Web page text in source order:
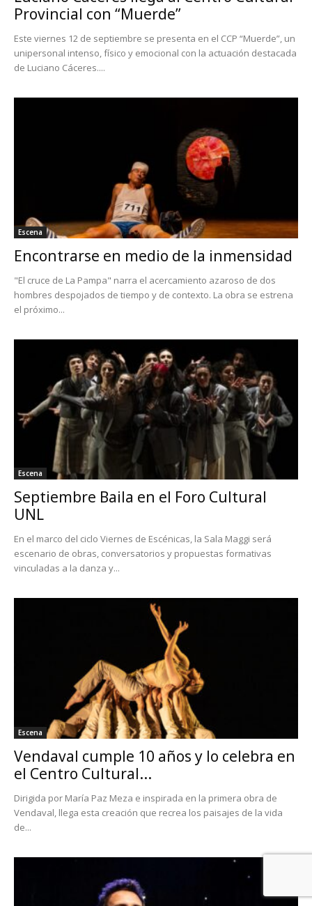
Provincial con “Muerde”
Este viernes 12 de septiembre se presenta en el CCP “Muerde”, un
unipersonal intenso, físico y emocional con la actuación destacada
de Luciano Cáceres....
Escena
Encontrarse en medio de la inmensidad
"El cruce de La Pampa" narra el acercamiento azaroso de dos
hombres despojados de tiempo y de contexto. La obra se estrena
el próximo...
Escena
Septiembre Baila en el Foro Cultural
UNL
En el marco del ciclo Viernes de Escénicas, la Sala Maggi será
escenario de obras, conversatorios y propuestas formativas
vinculadas a la danza y...
Escena
Vendaval cumple 10 años y lo celebra en
el Centro Cultural...
Dirigida por María Paz Meza e inspirada en la primera obra de
Vendaval, llega esta creación que recrea los paisajes de la vida
de...